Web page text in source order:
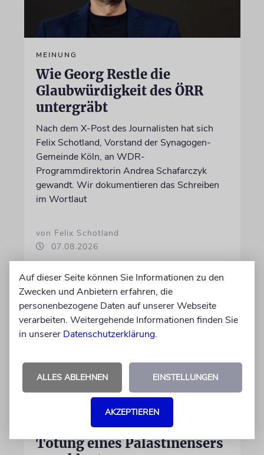
MEINUNG
Wie Georg Restle die
Glaubwürdigkeit des ÖRR
untergräbt
Nach dem X-Post des Journalisten hat sich
Felix Schotland, Vorstand der Synagogen-
Gemeinde Köln, an WDR-
Programmdirektorin Andrea Schafarczyk
gewandt. Wir dokumentieren das Schreiben
im Wortlaut
von Felix Schotland
07.08.2026
Israelischer Siedler wegen
Tötung eines Palästinensers
Auf dieser Seite können Sie Informationen zu den
Zwecken und Anbietern erfahren, die
personenbezogene Daten auf unserer Webseite
verarbeiten. Weitergehende Informationen finden Sie
in unserer Datenschutzerklärung.
ALLES ABLEHNEN EINSTELLUNGEN
AKZEPTIEREN